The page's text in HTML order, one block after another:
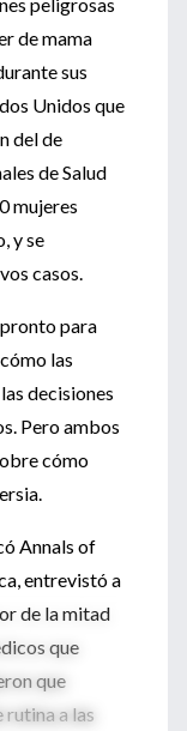
de mama
sus
Unidos que
del de
de Salud
mujeres
y se
casos.
pronto para
las
decisiones
Pero ambos
cómo
Annals of
entrevistó a
de la mitad
que
que
a las